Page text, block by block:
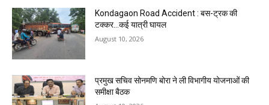
Kondagaon Road Accident : बस-ट्रक की
टक्कर…कई यात्री घायल
August 10, 2026
प्रमुख सचिव सोनमणि बोरा ने ली विभागीय योजनाओं की
समीक्षा बैठक